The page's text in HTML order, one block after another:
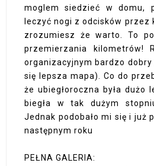
moglem siedzieć w domu,
leczyć nogi z odcisków przez
zrozumiesz że warto. To
przemierzania kilometrów!
organizacyjnym bardzo dobry
się lepsza mapa). Co do
że ubiegłoroczna była dużo
biegła w tak dużym
Jednak podobało mi się i już
następnym roku
PEŁNA GALERIA: